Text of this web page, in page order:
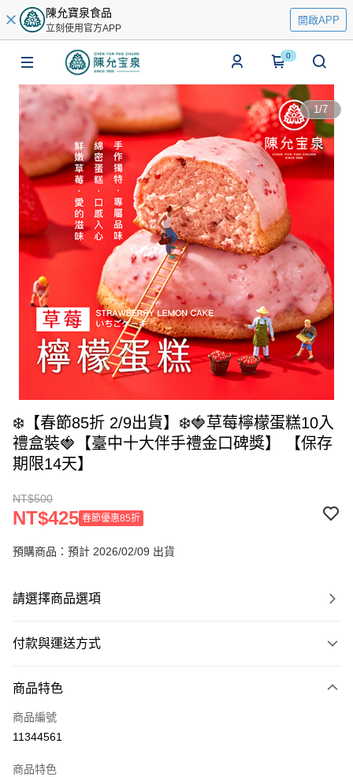
陳允寶泉食品
立刻使用官方APP
開啟APP
0
1/7
❄️【春節85折 2/9出貨】❄️🍓草莓檸檬蛋糕10入
禮盒裝🍓【臺中十大伴手禮金口碑獎】 【保存
期限14天】
NT$500
NT$425 春節優惠85折
預購商品：預計 2026/02/09 出貨
請選擇商品選項
付款與運送方式
運送方式
商品特色
商品編號
11344561
商品特色